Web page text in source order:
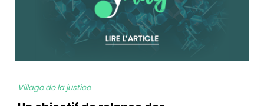
Village de la justice